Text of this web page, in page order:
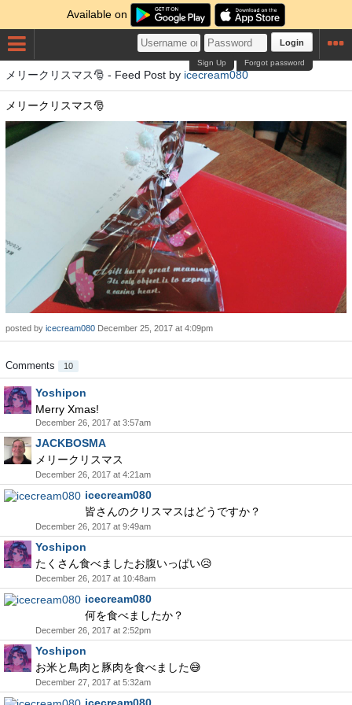
Available on
Login
Forgot password
Sign Up
メリークリスマス🎅 - Feed Post by icecream080
メリークリスマス🎅
posted by icecream080 December 25, 2017 at 4:09pm
Comments 10
Yoshipon
Merry Xmas!
December 26, 2017 at 3:57am
JACKBOSMA
メリークリスマス
December 26, 2017 at 4:21am
icecream080
皆さんのクリスマスはどうですか？
December 26, 2017 at 9:49am
Yoshipon
たくさん食べましたお腹いっぱい😥
December 26, 2017 at 10:48am
icecream080
何を食べましたか？
December 26, 2017 at 2:52pm
Yoshipon
お米と鳥肉と豚肉を食べました😅
December 27, 2017 at 5:32am